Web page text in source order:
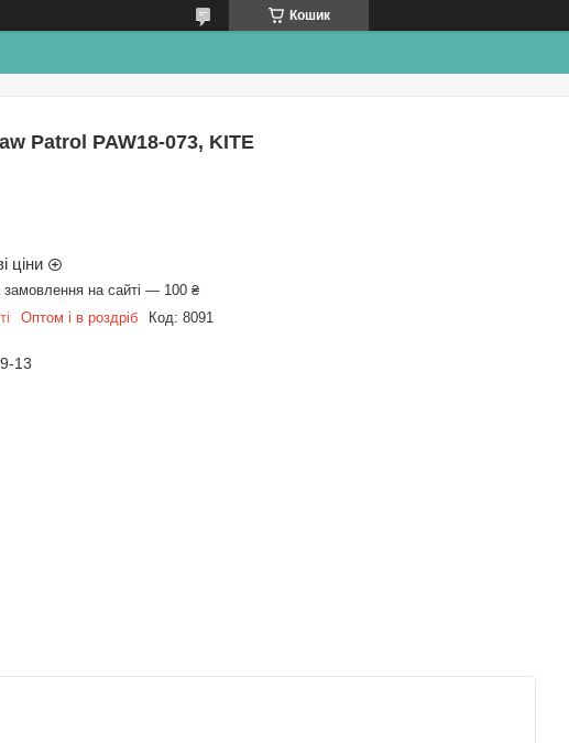
Кошик
Patrol PAW18-073, KITE
ціни
замовлення на сайті — 100 ₴
Оптом і в роздріб Код: 8091
13